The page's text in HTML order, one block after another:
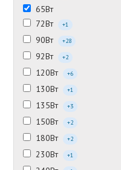
65Вт
72Вт
+1
90Вт +28
92Вт +2
120Вт +6
130Вт +1
135Вт +3
150Вт +2
180Вт +2
230Вт +1